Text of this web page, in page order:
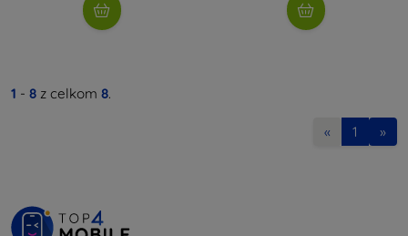
1 - 8 z celkom 8.
« 1 »